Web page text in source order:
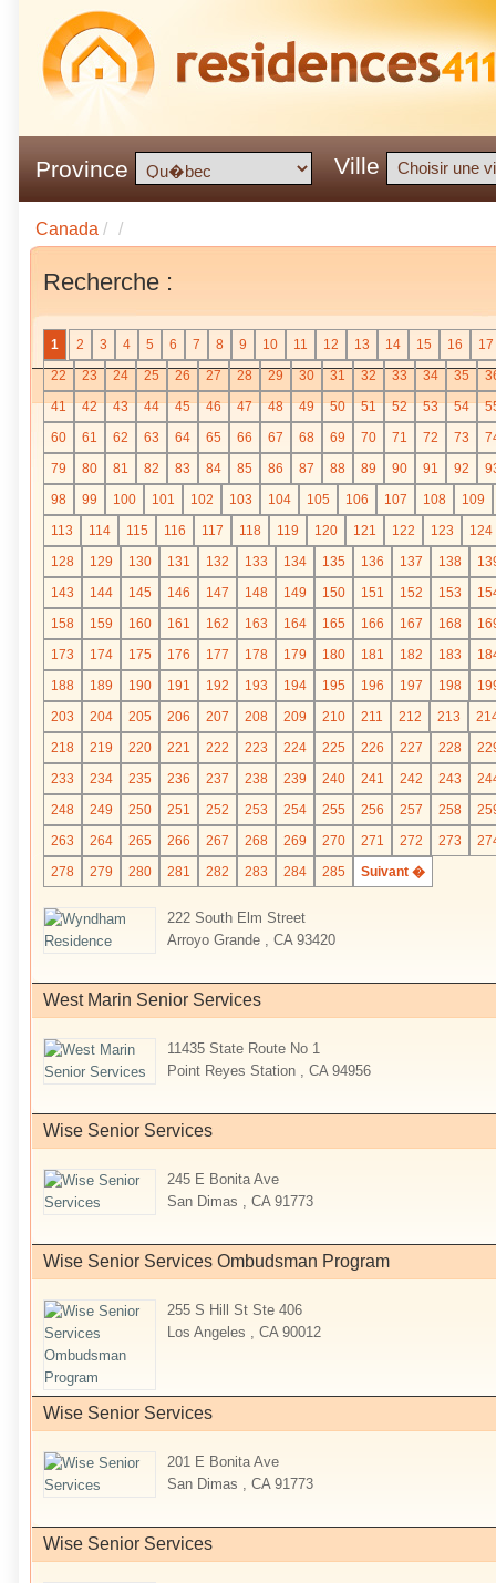
Province Ville
Canada / /
Recherche :
1 2 3 4 5 6 7 8 9 10 11 12 13 14 15 16
17
22
23 24 25 26 27 28 29 30 31 32 33 34 35
41
42 43 44 45 46 47 48 49 50 51 52 53 54
60
61 62 63 64 65 66 67 68 69 70 71 72 73
79
80 81 82 83 84 85 86 87 88 89 90 91 92
98
99 100 101 102 103 104 105 106 107 108
109
113
114 115 116 117 118 119 120 121 122 123
124
128
129 130 131 132 133 134 135 136 137 138
143
144 145 146 147 148 149 150 151 152 153
158
159 160 161 162 163 164 165 166 167 168
173
174 175 176 177 178 179 180 181 182 183
188
189 190 191 192 193 194 195 196 197 198
203
204 205 206 207 208 209 210 211 212 213
218
219 220 221 222 223 224 225 226 227 228
233
234 235 236 237 238 239 240 241 242 243
248
249 250 251 252 253 254 255 256 257 258
263
264 265 266 267 268 269 270 271 272 273
278
279 280 281 282 283 284 285 Suivant �
222 South Elm Street
Arroyo Grande , CA 93420
West Marin Senior Services
11435 State Route No 1
Point Reyes Station , CA 94956
Wise Senior Services
245 E Bonita Ave
San Dimas , CA 91773
Wise Senior Services Ombudsman Program
255 S Hill St Ste 406
Los Angeles , CA 90012
Wise Senior Services
201 E Bonita Ave
San Dimas , CA 91773
Wise Senior Services